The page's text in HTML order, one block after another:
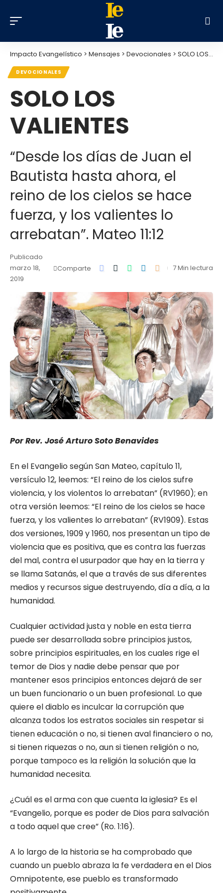
Impacto Evangelístico > Mensajes > Devocionales > SOLO LOS VALIENTES
DEVOCIONALES
SOLO LOS
VALIENTES
“Desde los días de Juan el
Bautista hasta ahora, el
reino de los cielos se hace
fuerza, y los valientes lo
arrebatan”. Mateo 11:12
Publicado
marzo 18,
2019
Comparte 7 Min lectura
Por Rev. José Arturo Soto Benavides
En el Evangelio según San Mateo, capítulo 11,
versículo 12, leemos: “El reino de los cielos sufre
violencia, y los violentos lo arrebatan” (RV1960); en
otra versión leemos: “El reino de los cielos se hace
fuerza, y los valientes lo arrebatan” (RV1909). Estas
dos versiones, 1909 y 1960, nos presentan un tipo de
violencia que es positiva, que es contra las fuerzas
del mal, contra el usurpador que hay en la tierra y
se llama Satanás, el que a través de sus diferentes
medios y recursos sigue destruyendo, día a día, a la
humanidad.
Cualquier actividad justa y noble en esta tierra
puede ser desarrollada sobre principios justos,
sobre principios espirituales, en los cuales rige el
temor de Dios y nadie debe pensar que por
mantener esos principios entonces dejará de ser
un buen funcionario o un buen profesional. Lo que
quiere el diablo es inculcar la corrupción que
alcanza todos los estratos sociales sin respetar si
tienen educación o no, si tienen aval financiero o no,
si tienen riquezas o no, aun si tienen religión o no,
porque tampoco es la religión la solución que la
humanidad necesita.
¿Cuál es el arma con que cuenta la iglesia? Es el
“Evangelio, porque es poder de Dios para salvación
a todo aquel que cree” (Ro. 1:16).
A lo largo de la historia se ha comprobado que
cuando un pueblo abraza la fe verdadera en el Dios
Omnipotente, ese pueblo es transformado